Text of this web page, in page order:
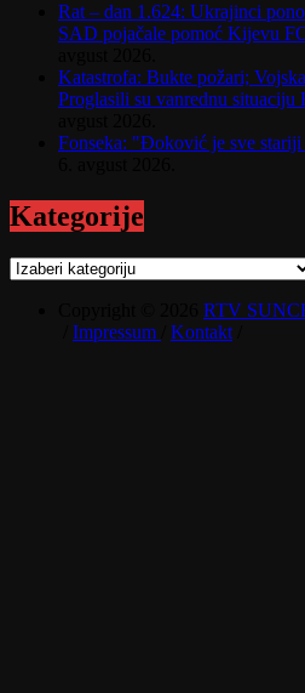
Rat – dan 1.624: Ukrajinci
SAD pojačale pomoć Kijevu
Katastrofa: Bukte požari;
Proglasili su vanrednu
Fonseka: "Đoković je sve stariji
Kategorije
Kategorije
RTV
Impressum Kontakt